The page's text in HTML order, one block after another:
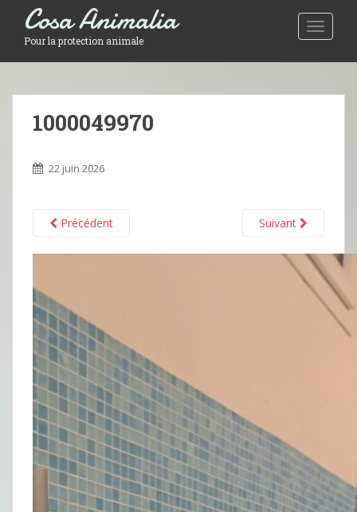
Toggle
Cosa Animalia
Pour la protection animale
1000049970
22 juin 2026
Précédent Suivant